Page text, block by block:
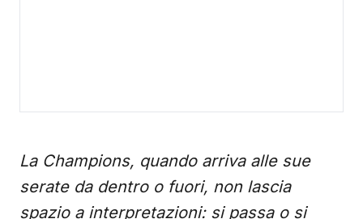
La Champions, quando arriva alle sue
serate da dentro o fuori, non lascia
spazio a interpretazioni: si passa o si